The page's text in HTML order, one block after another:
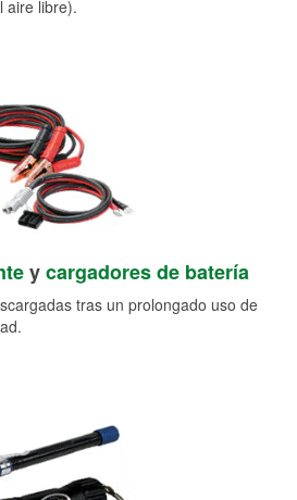
aire libre).
ycargadores de batería
tras un prolongado uso de